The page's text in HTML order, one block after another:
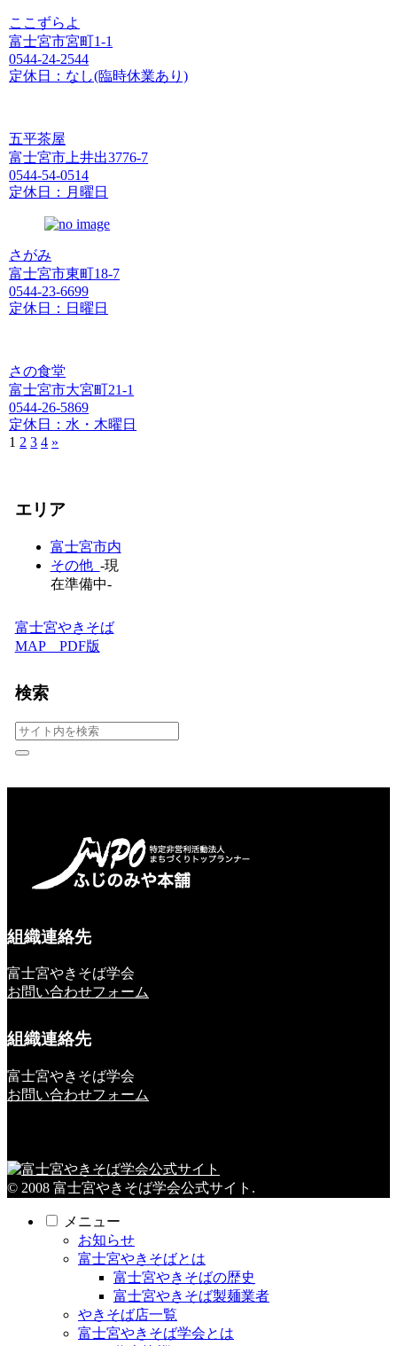
ここずらよ
富士宮市宮町1-1
0544-24-2544
定休日：なし(臨時休業あり)
五平茶屋
富士宮市上井出3776-7
0544-54-0514
定休日：月曜日
さがみ
富士宮市東町18-7
0544-23-6699
定休日：日曜日
さの食堂
富士宮市大宮町21-1
0544-26-5869
定休日：水・木曜日
1 2 3 4 »
エリア
富士宮市内
その他 -現
在準備中-
富士宮やきそば
MAP PDF版
検索
組織連絡先
富士宮やきそば学会
お問い合わせフォーム
組織連絡先
富士宮やきそば学会
お問い合わせフォーム
© 2008 富士宮やきそば学会公式サイト.
メニュー
お知らせ
富士宮やきそばとは
富士宮やきそばの歴史
富士宮やきそば製麺業者
やきそば店一覧
富士宮やきそば学会とは